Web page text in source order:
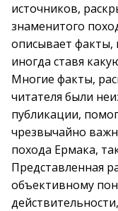
источников,
знаменитого
описывает факты,
иногда ставя
Многие факты,
читателя были
публикации,
чрезвычайно
похода Ермака,
Представленная
объективному